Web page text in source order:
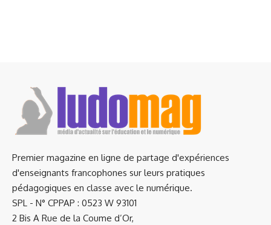
Premier magazine en ligne de partage d'expériences
d'enseignants francophones sur leurs pratiques
pédagogiques en classe avec le numérique.
SPL - N° CPPAP : 0523 W 93101
2 Bis A Rue de la Coume d’Or,